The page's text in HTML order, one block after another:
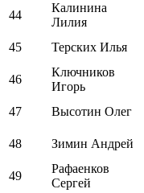
44
Калинина
Лилия
45 Терских Илья
46
Ключников
Игорь
47 Высотин Олег
48 Зимин Андрей
49
Рафаенков
Сергей